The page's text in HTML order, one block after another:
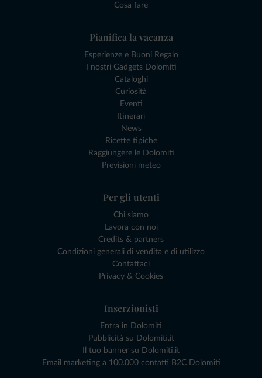
Cosa fare
Pianifica la vacanza
Esperienze e Buoni Regalo
I nostri Gadgets Dolomiti
Cataloghi
Curiosità
Eventi
Itinerari
News
Ricette tipiche
Raggiungere le Dolomiti
Previsioni meteo
Per gli utenti
Chi siamo
Lavora con noi
Credits & partners
Condizioni generali di vendita e di utilizzo
Contattaci
Privacy & Cookies
Inserzionisti
Entra in Dolomiti
Pubblicità su Dolomiti.it
Il tuo banner su Dolomiti.it
Email marketing a 100.000 contatti B2C Dolomiti